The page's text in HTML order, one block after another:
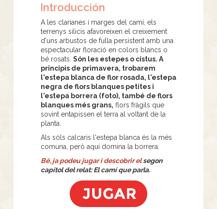
Introducción
A les clarianes i marges del camí, els
terrenys silicis afavoreixen el creixement
d'uns arbustos de fulla persistent amb una
espectacular floració en colors blancs o
bé rosats. Són les estepes o cistus. A
principis de primavera, trobarem
l'estepa blanca de flor rosada, l'estepa
negra de flors blanques petites i
l'estepa borrera (foto), també de flors
blanques més grans, flors fràgils que
sovint entapissen el terra al voltant de la
planta.
Als sòls calcaris l'estepa blanca és la més
comuna, però aquí domina la borrera.
Bé, ja podeu jugar i descobrir elsegon
capítol del relat: El camí que parla.